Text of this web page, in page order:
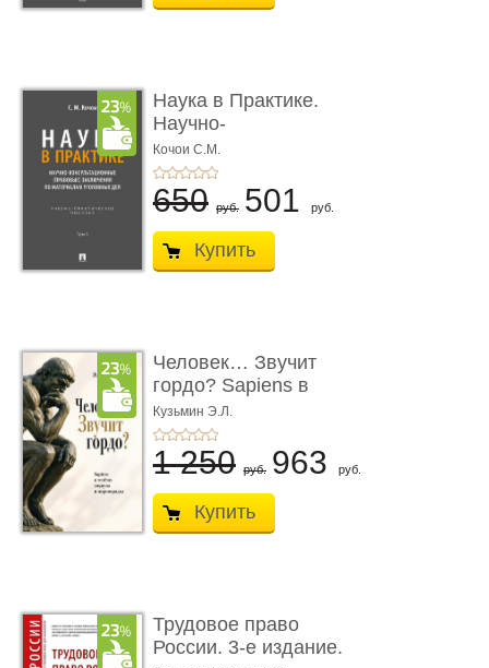
Наука в Практике.
Научно-
консультационные (пра
...
Кочои С.М.
650 руб. 501 руб.
Купить
Человек… Звучит
гордо? Sapiens в
тенётах социума � ...
Кузьмин Э.Л.
1 250 руб. 963 руб.
Купить
Трудовое право
России. 3-е издание.